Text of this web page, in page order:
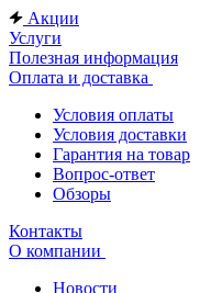
Акции
Услуги
Полезная информация
Оплата и доставка
Условия оплаты
Условия доставки
Гарантия на товар
Вопрос-ответ
Обзоры
Контакты
О компании
Новости